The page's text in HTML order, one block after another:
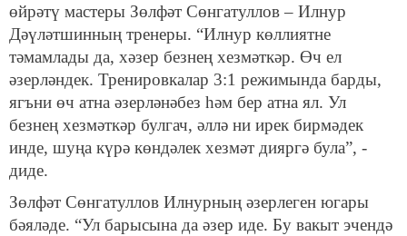
өйрәтү мастеры Зөлфәт Сөнгатуллов – Илнур
Дәүләтшинның тренеры. “Илнур көллиятне
тәмамлады да, хәзер безнең хезмәткәр. Өч ел
әзерләндек. Тренировкалар 3:1 режимында барды,
ягъни өч атна әзерләнәбез һәм бер атна ял. Ул
безнең хезмәткәр булгач, әллә ни ирек бирмәдек
инде, шуңа күрә көндәлек хезмәт дияргә була”, -
диде.
Зөлфәт Сөнгатуллов Илнурның әзерлеген югары
бәяләде. “Ул барысына да әзер иде. Бу вакыт эчендә